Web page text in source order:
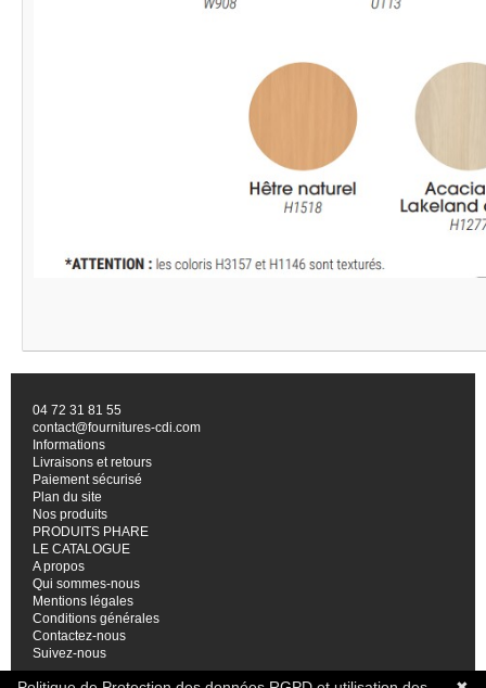
04 72 31 81 55
contact@fournitures-cdi.com
Informations
Livraisons et retours
Paiement sécurisé
Plan du site
Nos produits
PRODUITS PHARE
LE CATALOGUE
A propos
Qui sommes-nous
Mentions légales
Conditions générales
Contactez-nous
Suivez-nous